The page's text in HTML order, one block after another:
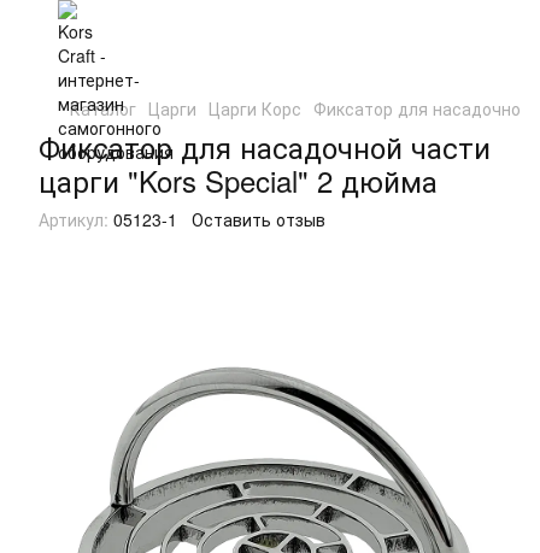
Каталог Царги Царги Корс Фиксатор для насадочной
Фиксатор для насадочной части
царги "Kors Special" 2 дюйма
Артикул: 05123-1 Оставить отзыв